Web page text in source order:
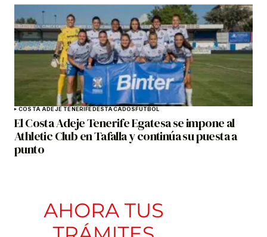
COSTA ADEJE TENERIFE DESTACADOS FÚTBOL
El Costa Adeje Tenerife Egatesa se impone al
Athletic Club en Tafalla y continúa su puesta a
punto